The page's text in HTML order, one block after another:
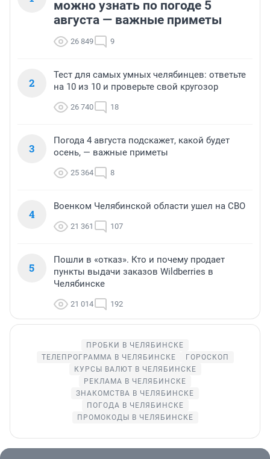
можно узнать по погоде 5
августа — важные приметы
26 849 9
2
Тест для самых умных челябинцев: ответьте
на 10 из 10 и проверьте свой кругозор
26 740 18
3
Погода 4 августа подскажет, какой будет
осень, — важные приметы
25 364 8
4
Военком Челябинской области ушел на СВО
21 361 107
5
Пошли в «отказ». Кто и почему продает
пункты выдачи заказов Wildberries в
Челябинске
21 014 192
ПРОБКИ В ЧЕЛЯБИНСКЕ
ТЕЛЕПРОГРАММА В ЧЕЛЯБИНСКЕ
ГОРОСКОП
КУРСЫ ВАЛЮТ В ЧЕЛЯБИНСКЕ
РЕКЛАМА В ЧЕЛЯБИНСКЕ
ЗНАКОМСТВА В ЧЕЛЯБИНСКЕ
ПОГОДА В ЧЕЛЯБИНСКЕ
ПРОМОКОДЫ В ЧЕЛЯБИНСКЕ